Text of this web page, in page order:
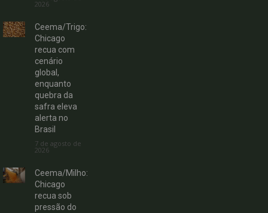
2026
Ceema/Trigo:
Chicago
recua com
cenário
global,
enquanto
quebra da
safra eleva
alerta no
Brasil
7 de agosto de
2026
Ceema/Milho:
Chicago
recua sob
pressão do